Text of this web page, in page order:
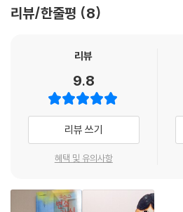
속에 숨어 머리카락이나 세며 지내는 불쌍
할머니를 골려 주기 위해 비밀 작전을 펼치
소각시를 데리고 집을 뛰쳐나갑니다. 그리
제를 해결하는 옛이야기처럼 차례차례 여
고 위엄 있게 등장하지만, 요덕이와 변소각
며 도움을 줍니다. 요덕이와 변소각시는 모
원을 이룰 수 있을까요?
작가는 괴담, 귀신이라는 소재에 우정이라
야기를 만들었습니다. 인간과 귀신이라는
리뷰/한줄평 8
리뷰
9.8
리뷰 쓰기
혜택 및 유의사항